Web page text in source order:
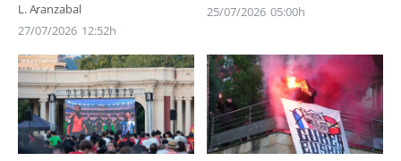
L. Aranzabal
27/07/2026 12:52h
25/07/2026 05:00h